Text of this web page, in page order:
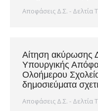
Αποφάσεις Δ.Σ. - Δελτία
Αίτηση ακύρωσης
Υπουργικής
Ολοήμερου
δημοσιεύματα
Αποφάσεις Δ.Σ. - Δελτία